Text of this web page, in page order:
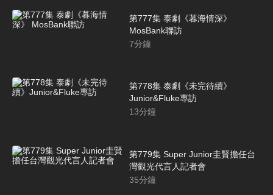
第777集 泰劇《暮海情深》
MosBank聯訪
7分鐘
第778集 泰劇《未完待續》
Junior&Fluke專訪
13分鐘
第779集 Super Junior圭賢擔任台
灣觀光代言人記者會
35分鐘